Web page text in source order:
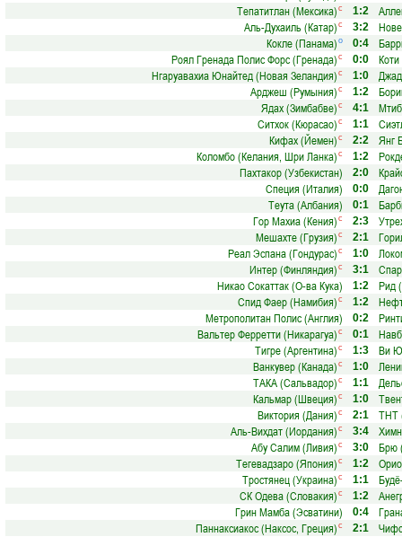
Тепатитлан (Мексика) с 1:2
Аль-Духаиль (Катар) с 3:2
Кокле (Панама) о 0:4
Роял Гренада Полис Форс (Гренада) с 0:0
Нгаруавахиа Юнайтед (Новая Зеландия) с 1:0
Арджеш (Румыния) с 1:2
Ядах (Зимбабве) с 4:1
Ситхок (Кюрасао) с 1:1
Кифах (Йемен) с 2:2
Янг
Коломбо (Келания, Шри Ланка) с 1:2
Пахтакор (Узбекистан)
2:0
Специя (Италия)
0:0
Теута (Албания)
0:1
Гор Махиа (Кения) с 2:3
Мешахте (Грузия) с 2:1
Реал Эспана (Гондурас) с 1:0
Интер (Финляндия) с 3:1
Никао Сокаттак (О-ва Кука)
1:2
Рид
Спид Фаер (Намибия) с 1:2
Метрополитан Полис (Англия)
0:2
Вальтер Ферретти (Никарагуа) с 0:1
Тигре (Аргентина) с 1:3
Ви
Ванкувер (Канада) с 1:0
ТАКА (Сальвадор) с 1:1
Кальмар (Швеция) с 1:0
Виктория (Дания) с 2:1
ТНТ
Аль-Вихдат (Иордания) с 3:4
Абу Салим (Ливия) с 3:0
Брю
Тегевадзаро (Япония) с 1:2
Тростянец (Украина) с 1:1
СК Одева (Словакия) с 1:2
Грин Мамба (Эсватини)
0:4
Паннаксиакос (Наксос, Греция) с 2:1